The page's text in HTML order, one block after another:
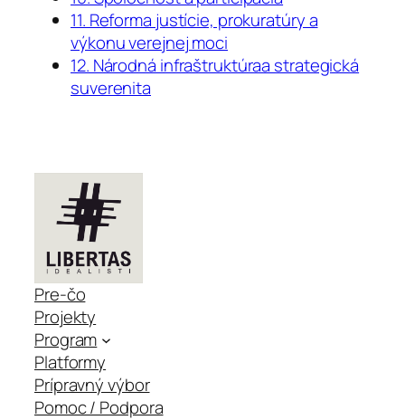
11. Reforma justície, prokuratúry a
výkonu verejnej moci
12. Národná infraštruktúraa strategická
suverenita
Pre-čo
Projekty
Program
Platformy
Prípravný výbor
Pomoc / Podpora